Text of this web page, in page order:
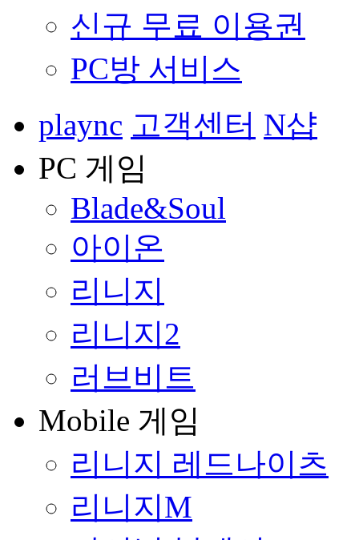
신규 무료 이용권
PC방 서비스
plaync 고객센터 N샵
PC 게임
Blade&Soul
아이온
리니지
리니지2
러브비트
Mobile 게임
리니지 레드나이츠
리니지M